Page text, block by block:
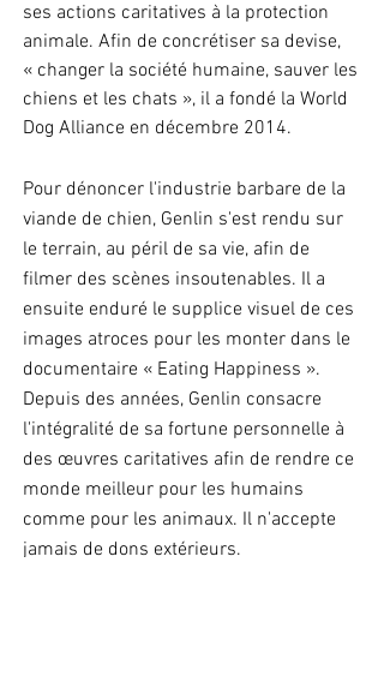
ses actions caritatives à la protection
animale. Afin de concrétiser sa devise,
« changer la société humaine, sauver les
chiens et les chats », il a fondé la World
Dog Alliance en décembre 2014.
Pour dénoncer l'industrie barbare de la
viande de chien, Genlin s'est rendu sur
le terrain, au péril de sa vie, afin de
filmer des scènes insoutenables. Il a
ensuite enduré le supplice visuel de ces
images atroces pour les monter dans le
documentaire « Eating Happiness ».
Depuis des années, Genlin consacre
l'intégralité de sa fortune personnelle à
des œuvres caritatives afin de rendre ce
monde meilleur pour les humains
comme pour les animaux. Il n'accepte
jamais de dons extérieurs.